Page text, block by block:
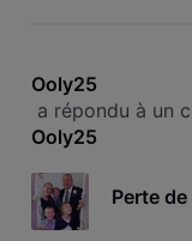
Ooly25
a répondu à un
Ooly25
Perte